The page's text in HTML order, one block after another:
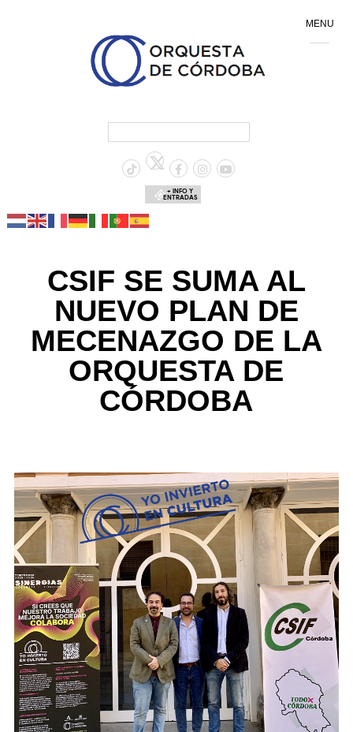
+ INFO Y
ENTRADAS
CSIF SE SUMA AL
NUEVO PLAN DE
MECENAZGO DE LA
ORQUESTA DE
CÓRDOBA
MENU